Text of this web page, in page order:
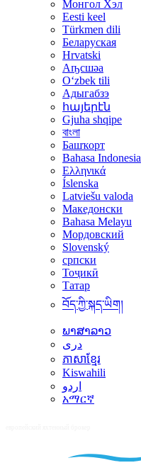
Монгол Хэл
Eesti keel
Türkmen dili
Беларуская
Hrvatski
Аҧсшәа
Oʻzbek tili
Адыгабзэ
հայերէն
Gjuha shqipe
বাংলা
Башҡорт
Bahasa Indonesia
Ελληνικά
Íslenska
Latviešu valoda
Македонски
Bahasa Melayu
Мордовский
Slovenský
српски
Тоҷикӣ
Татар
བོད་ཀྱི་སྐད་ཡིག།
ພາສາລາວ
دری
ភាសាខ្មែរ
Kiswahili
اردو
አማርኛ